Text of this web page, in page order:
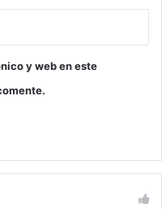
y web en este